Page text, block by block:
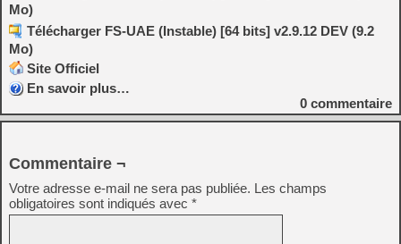
Mo)
Télécharger FS-UAE (Instable) [64 bits] v2.9.12 DEV (9.2
Mo)
Site Officiel
En savoir plus…
0 commentaire
Commentaire ¬
Votre adresse e-mail ne sera pas publiée. Les champs
obligatoires sont indiqués avec *